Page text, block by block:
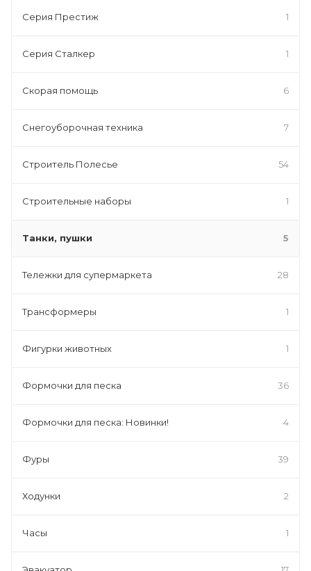
Серия Престиж 1
Серия Сталкер 1
Скорая помощь 6
Снегоуборочная техника 7
Строитель Полесье 54
Строительные наборы 1
Танки, пушки 5
Тележки для супермаркета 28
Трансформеры 1
Фигурки животных 1
Формочки для песка 36
Формочки для песка: Новинки! 4
Фуры 39
Ходунки 2
Часы 1